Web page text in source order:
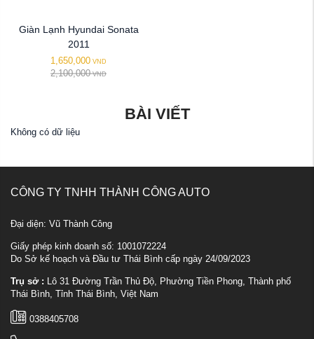
Giàn Lạnh Hyundai Sonata
2011
1,650,000 VND
2,100,000 VND
BÀI VIẾT
Không có dữ liệu
CÔNG TY TNHH THÀNH CÔNG AUTO
Đại diện: Vũ Thành Công
Giấy phép kinh doanh số: 1001072224
Do Sở kế hoạch và Đầu tư Thái Bình cấp ngày 24/09/2023
Trụ sở : Lô 31 Đường Trần Thủ Độ, Phường Tiền Phong, Thành phố
Thái Bình, Tỉnh Thái Bình, Việt Nam
0388405708